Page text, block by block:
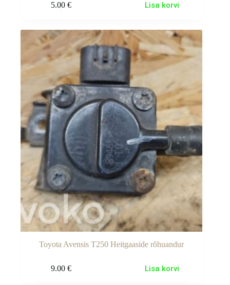
5.00 € Lisa korvi
Toyota Avensis T250 Heitgaaside rõhuandur
9.00 € Lisa korvi